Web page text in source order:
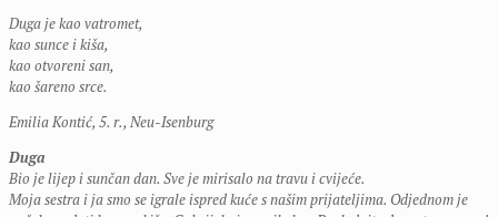
Duga je kao vatromet,
kao sunce i kiša,
kao otvoreni san,
kao šareno srce.
Emilia Kontić, 5. r., Neu-Isenburg
Duga
Bio je lijep i sunčan dan. Sve je mirisalo na travu i cvijeće.
Moja sestra i ja smo se igrale ispred kuće s našim prijateljima. Odjednom je